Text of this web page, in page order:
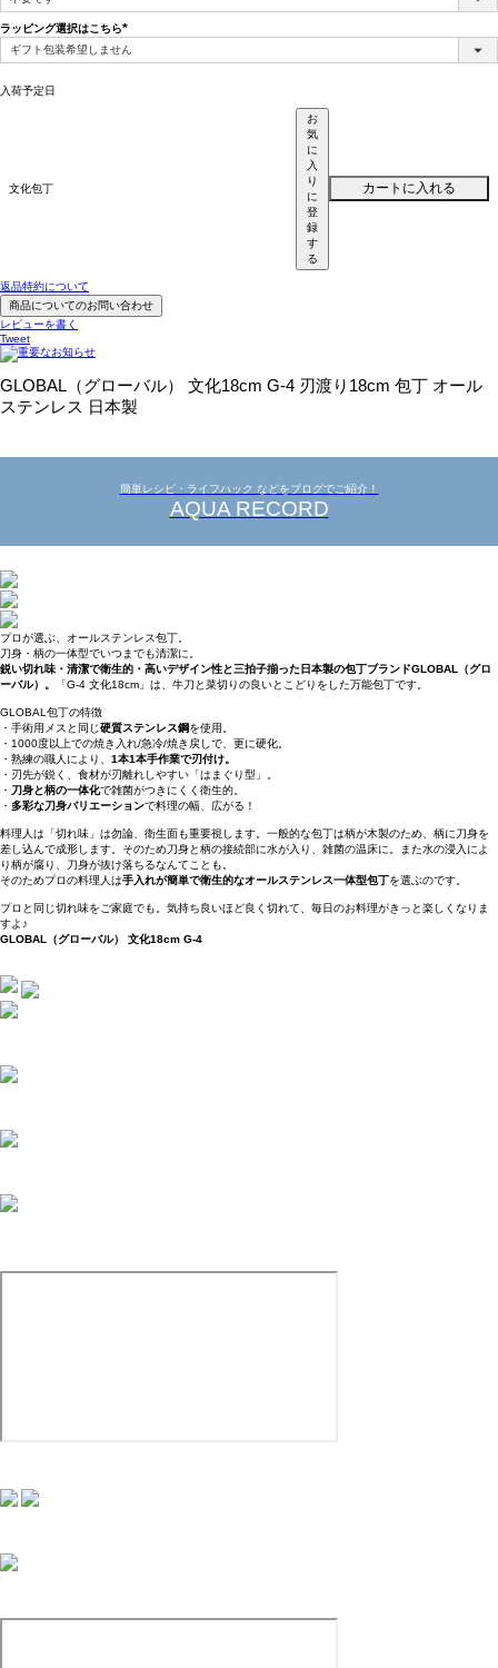
ラッピング選択はこちら
(必
入荷予定日
文化包丁
お
気
に
入
り
に
登
録
す
る
カートに入れる
返品特約について
商品についてのお問い合わせ
レビューを書く
Tweet
GLOBAL（グローバル） 文化18cm G-4 刃渡り18cm 包丁 オール
ステンレス 日本製
簡単レシピ・ライフハック などをブログでご紹介！
AQUA RECORD
プロが選ぶ、オールステンレス包丁。
刀身・柄の一体型でいつまでも清潔に。
鋭い切れ味・清潔で衛生的・高いデザイン性と三拍子揃った日本製の包丁ブランドGLOBAL（グロ
ーバル）。
「G-4 文化18cm」は、牛刀と菜切りの良いとこどりをした万能包丁です。
GLOBAL包丁の特徴
・手術用メスと同じ硬質ステンレス鋼を使用。
・1000度以上での焼き入れ/急冷/焼き戻しで、更に硬化。
・熟練の職人により、 1本1本手作業で刃付け。
・刃先が鋭く、食材が刃離れしやすい「はまぐり型」。
・ 刀身と柄の一体化で雑菌がつきにくく衛生的。
・ 多彩な刀身バリエーションで料理の幅、広がる！
料理人は「切れ味」は勿論、衛生面も重要視します。一般的な包丁は柄が木製のため、柄に刀身を
差し込んで成形します。そのため刀身と柄の接続部に水が入り、雑菌の温床に。また水の浸入によ
り柄が腐り、刀身が抜け落ちるなんてことも。
そのためプロの料理人は手入れが簡単で衛生的なオールステンレス一体型包丁を選ぶのです。
プロと同じ切れ味をご家庭でも。気持ち良いほど良く切れて、毎日のお料理がきっと楽しくなりま
すよ♪
GLOBAL（グローバル） 文化18cm G-4